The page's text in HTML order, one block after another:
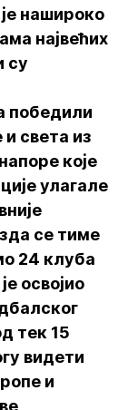
нашироко
највећих
су
победили
света из
које
улагале
се тиме
24 клуба
освојио
тек 15
видети
и